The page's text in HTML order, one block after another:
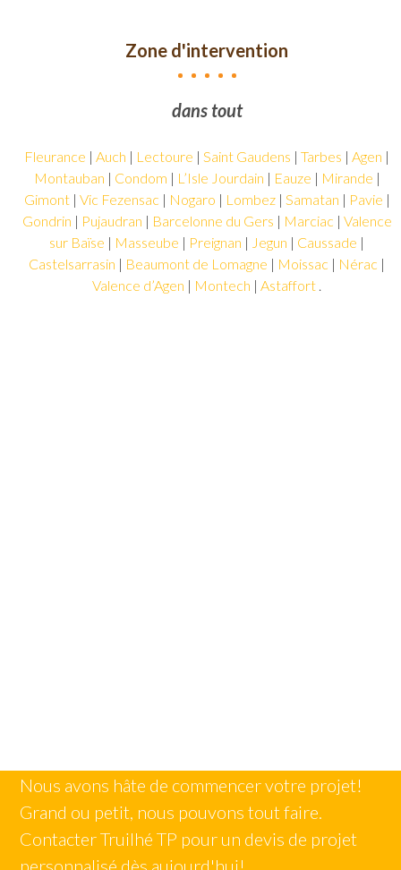
Zone d'intervention
Truilhé
dans
tout
le
Gers,
voire
sur
tout
les
dans tout le Gers,
Fleurance |Auch | Lectoure |Saint Gaudens |Tarbes |Agen |
Montauban | Condom | L’Isle Jourdain | Eauze | Mirande |
Gimont| Vic Fezensac | Nogaro | Lombez| Samatan | Pavie |
Gondrin | Pujaudran | Barcelonne du Gers | Marciac | Valence
sur Baïse | Masseube | Preignan | Jegun | Caussade |
Castelsarrasin | Beaumont de Lomagne | Moissac | Nérac |
Valence d’Agen | Montech |Astaffort .
Nous avons hâte de commencer votre projet!
Grand ou petit, nous pouvons tout faire.
Contacter Truilhé TP pour un devis de projet